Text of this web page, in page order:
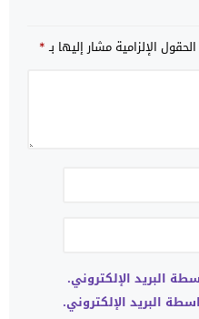
الحقول الإلزامية مشار إليها بـ*
البريد الإلكتروني.
البريد الإلكتروني.